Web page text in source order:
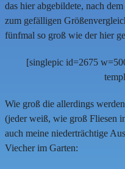
das hier abgebildete, nach
zum gefälligen
fünfmal so groß wie der hier
[singlepic id=2675
Wie groß die allerdings
(jeder weiß, wie groß Fliesen
auch meine niederträchtige
Viecher im Garten: